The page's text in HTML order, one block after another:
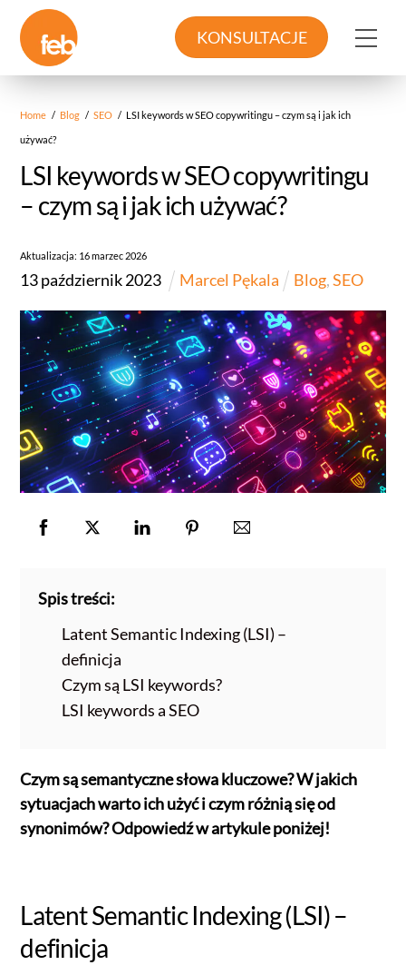
content
KONSULTACJE
Home / Blog / SEO / LSI keywords w SEO copywritingu – czym są i jak ich
używać?
LSI keywords w SEO copywritingu
– czym są i jak ich używać?
Aktualizacja: 16marzec 2026
13październik2023 Marcel Pękala Blog,SEO
Spis treści:
Latent Semantic Indexing (LSI) –
definicja
Czym są LSI keywords?
LSI keywords a SEO
Czym są semantyczne słowa kluczowe? W jakich
sytuacjach warto ich użyć i czym różnią się od
synonimów? Odpowiedź w artykule poniżej!
Latent Semantic Indexing (LSI) –
definicja